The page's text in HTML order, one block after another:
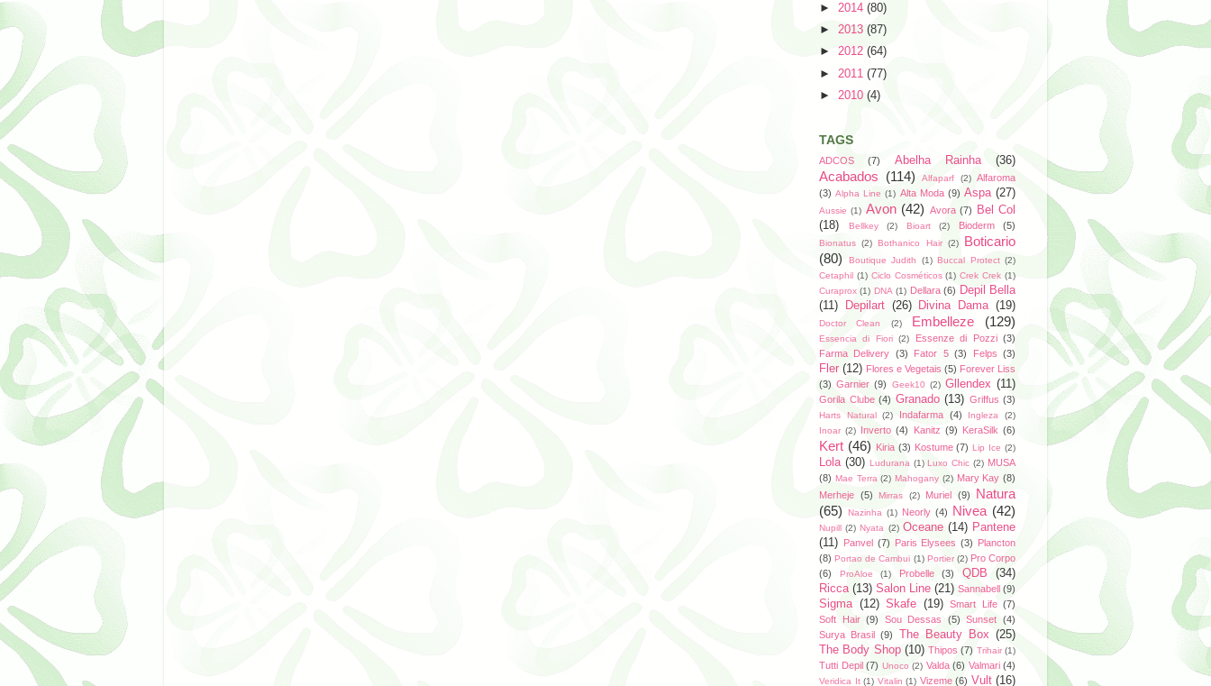
► 2014 (80)
► 2013 (87)
► 2012 (64)
► 2011 (77)
► 2010 (4)
TAGS
ADCOS (7) Abelha Rainha (36)
Acabados (114) Alfaparf (2) Alfaroma
(3) Alpha Line (1) Alta Moda (9) Aspa (27)
Aussie (1) Avon (42) Avora (7)
Bel Col
(18)
Bellkey (2) Bioart (2) Bioderm (5)
Bionatus (2) Bothanico Hair (2)
Boticario
(80)
Boutique Judith (1) Buccal Protect (2)
Cetaphil (1) Ciclo Cosméticos (1) Crek Crek (1)
Curaprox (1) DNA (1) Dellara (6) Depil Bella
(11)
Depilart (26) Divina Dama (19)
Doctor Clean (2) Embelleze (129)
Essencia di Fiori (2) Essenze di Pozzi (3)
Farma Delivery (3) Fator 5 (3) Felps (3)
Fler (12) Flores e Vegetais (5) Forever Liss
(3) Garnier (9) Geek10 (2) Gllendex (11)
Gorila Clube (4) Granado (13) Griffus (3)
Harts Natural (2) Indafarma (4) Ingleza
(2)
Inoar (2) Inverto (4) Kanitz (9) KeraSilk (6)
Kert (46) Kiria (3) Kostume (7) Lip Ice (2)
Lola (30) Ludurana (1) Luxo Chic (2) MUSA
(8) Mae Terra (2) Mahogany (2) Mary Kay (8)
Merheje (5) Mirras (2) Muriel (9)
Natura
(65)
Nazinha (1) Neorly (4) Nivea (42)
Nupill (2) Nyata (2) Oceane (14) Pantene
(11)
Panvel (7) Paris Elysees (3)
Plancton
(8) Portao de Cambui (1) Portier (2) Pro Corpo
(6)
ProAloe (1) Probelle (3) QDB
(34)
Ricca (13) Salon Line (21) Sannabell (9)
Sigma (12) Skafe (19) Smart Life (7)
Soft Hair (9) Sou Dessas (5) Sunset (4)
Surya Brasil
(9) The Beauty Box (25)
The Body Shop (10) Thipos (7) Trihair (1)
Tutti Depil (7) Unoco (2) Valda (6) Valmari (4)
Veridica It (1) Vitalin (1) Vizeme (6) Vult (16)